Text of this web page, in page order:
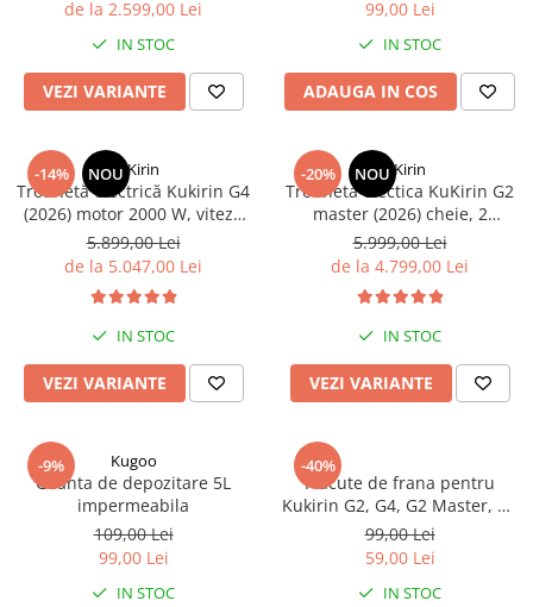
Acceleratoare & comenzi
Lumini / iluminare
Motoare
Cabluri motoare
Senzori Hall
Controlere & Conversoare DC/DC
Încărcătoare
Prize de încărcare
Cabluri pentru baterii
Componente baterii
Localizatoare GPS
Mecanică
Furci / mânere principale &
secundare
de la 2.599,00 Lei
IN STOC
VEZI VARIANTE
99,00 Lei
IN STOC
ADAUGA IN COS
-14% NOUKuKirin
Trotinetă electrică Kukirin G4
(2026) motor 2000 W, viteză
maximă 70 km/h, baterie cu
litiu 60 V 20 Ah, anvelope de
11 inchi
5.899,00 Lei
de la 5.047,00 Lei
IN STOC
VEZI VARIANTE
-20% NOUKuKirin
Trotineta electica KuKirin G2
master (2026) cheie, 2
motoare 2*1000W, Autonomie
70km, Baterie 52V 20, 8 A.
5.999,00 Lei
de la 4.799,00 Lei
IN STOC
VEZI VARIANTE
-9% Kugoo
Geanta de depozitare 5L
impermeabila
109,00 Lei
99,00 Lei
IN STOC
-40%
Placute de frana pentru
Kukirin G2, G4, G2 Master, G3
Pro
99,00 Lei
59,00 Lei
IN STOC